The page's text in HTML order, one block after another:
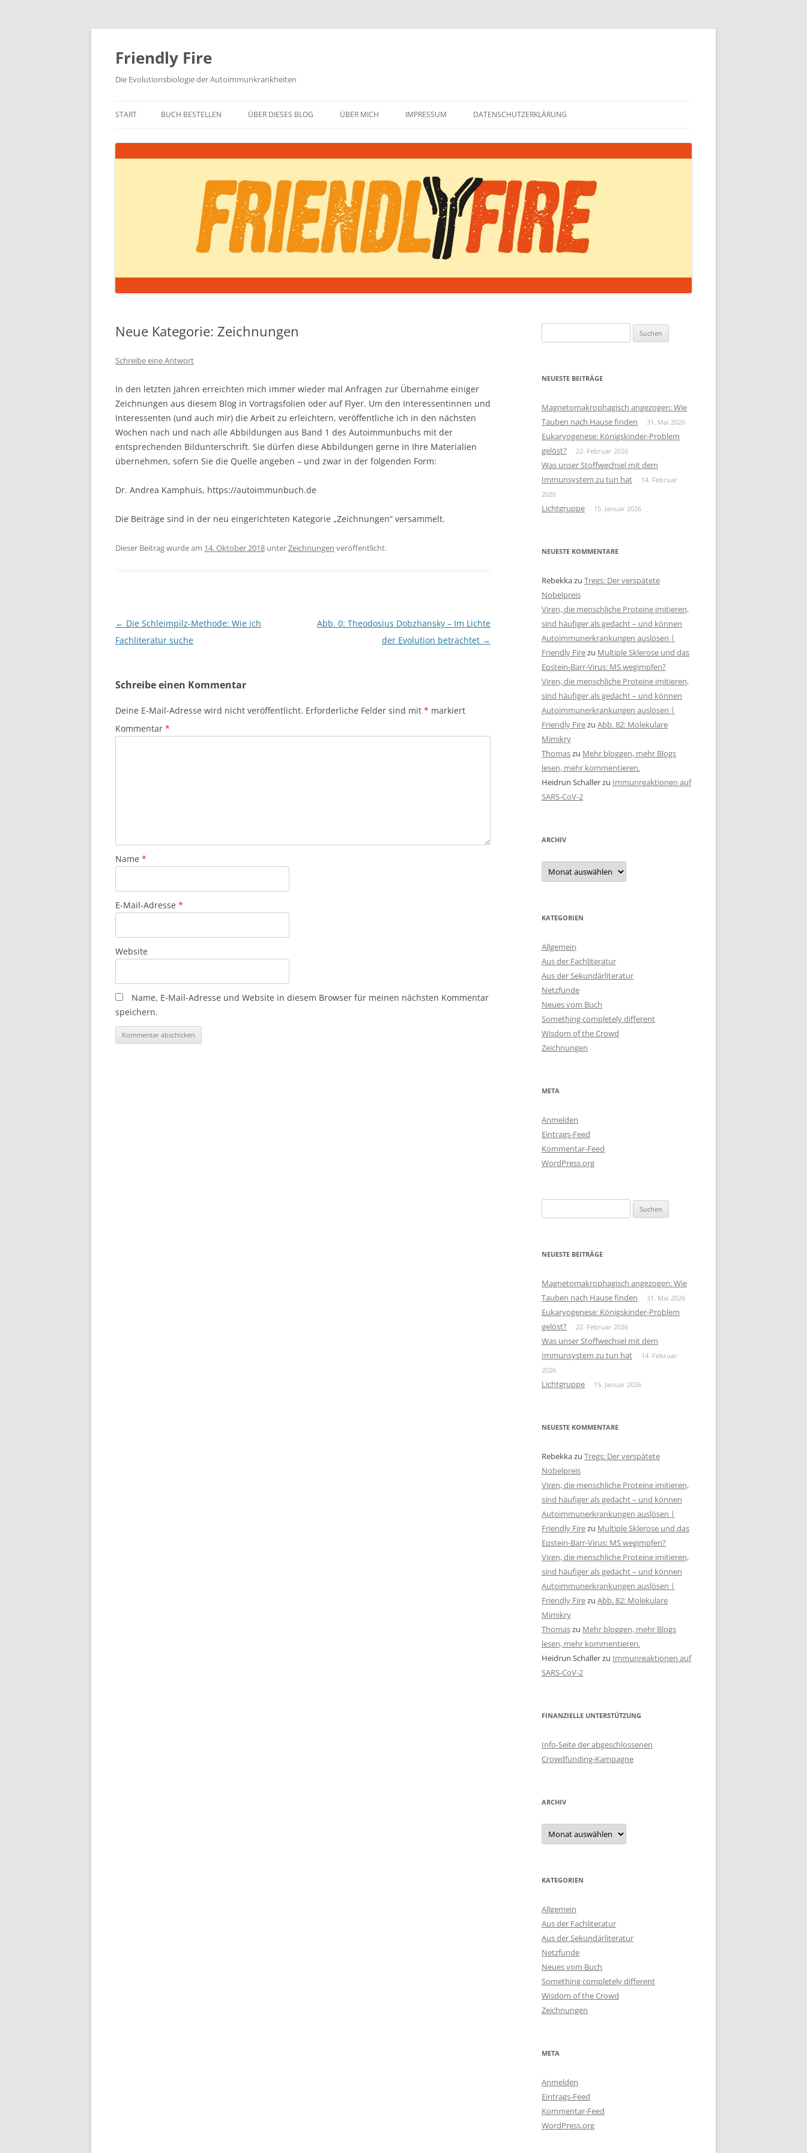
Zum
springen
Friendly Fire
Die Evolutionsbiologie der Autoimmunkrankheiten
START BUCH BESTELLEN ÜBER DIESES BLOG ÜBER MICH IMPRESSUM DATENSCHUTZERKLÄRUNG
Neue Kategorie: Zeichnungen
Schreibe eine Antwort
In den letzten Jahren erreichten mich immer wieder mal Anfragen zur Übernahme einiger
Zeichnungen aus diesem Blog in Vortragsfolien oder auf Flyer. Um den Interessentinnen und
Interessenten (und auch mir) die Arbeit zu erleichtern, veröffentliche ich in den nächsten
Wochen nach und nach alle Abbildungen aus Band 1 des Autoimmunbuchs mit der
entsprechenden Bildunterschrift. Sie dürfen diese Abbildungen gerne in Ihre Materialien
übernehmen, sofern Sie die Quelle angeben – und zwar in der folgenden Form:
Dr. Andrea Kamphuis, https://autoimmunbuch.de
Die Beiträge sind in der neu eingerichteten Kategorie „Zeichnungen“ versammelt.
Dieser Beitrag wurde am 14. Oktober 2018 unterZeichnungen veröffentlicht.
Beitragsnavigation
← Die Schleimpilz-Methode: Wie ich
Fachliteratur suche
Abb. 0: Theodosius Dobzhansky – Im Lichte
der Evolution betrachtet →
Schreibe einen Kommentar
Deine E-Mail-Adresse wird nicht veröffentlicht. Erforderliche Felder sind mit * markiert
Kommentar *
Name *
E-Mail-Adresse *
Website
Name, E-Mail-Adresse und Website in diesem Browser für meinen nächsten Kommentar
speichern.
nach:
NEUESTE BEITRÄGE
Magnetomakrophagisch angezogen: Wie
Tauben nach Hause finden
31. Mai 2026
Eukaryogenese: Königskinder-Problem
gelöst?
22. Februar 2026
Was unser Stoffwechsel mit dem
Immunsystem zu tun hat
14. Februar
2026
Lichtgruppe 15. Januar 2026
NEUESTE KOMMENTARE
Rebekkazu Tregs: Der verspätete
Nobelpreis
Viren, die menschliche Proteine imitieren,
sind häufiger als gedacht – und können
Autoimmunerkrankungen auslösen |
Friendly Firezu Multiple Sklerose und das
Epstein-Barr-Virus: MS wegimpfen?
Viren, die menschliche Proteine imitieren,
sind häufiger als gedacht – und können
Autoimmunerkrankungen auslösen |
Friendly Firezu Abb. 82: Molekulare
Mimikry
Thomaszu Mehr bloggen, mehr Blogs
lesen, mehr kommentieren.
Heidrun Schallerzu Immunreaktionen auf
SARS-CoV-2
ARCHIV
Archiv
KATEGORIEN
Allgemein
Aus der Fachliteratur
Aus der Sekundärliteratur
Netzfunde
Neues vom Buch
Something completely different
Wisdom of the Crowd
Zeichnungen
META
Anmelden
Eintrags-Feed
Kommentar-Feed
WordPress.org
nach:
NEUESTE BEITRÄGE
Magnetomakrophagisch angezogen: Wie
Tauben nach Hause finden
31. Mai 2026
Eukaryogenese: Königskinder-Problem
gelöst?
22. Februar 2026
Was unser Stoffwechsel mit dem
Immunsystem zu tun hat
14. Februar
2026
Lichtgruppe 15. Januar 2026
NEUESTE KOMMENTARE
Rebekkazu Tregs: Der verspätete
Nobelpreis
Viren, die menschliche Proteine imitieren,
sind häufiger als gedacht – und können
Autoimmunerkrankungen auslösen |
Friendly Firezu Multiple Sklerose und das
Epstein-Barr-Virus: MS wegimpfen?
Viren, die menschliche Proteine imitieren,
sind häufiger als gedacht – und können
Autoimmunerkrankungen auslösen |
Friendly Firezu Abb. 82: Molekulare
Mimikry
Thomaszu Mehr bloggen, mehr Blogs
lesen, mehr kommentieren.
Heidrun Schallerzu Immunreaktionen auf
SARS-CoV-2
FINANZIELLE UNTERSTÜTZUNG
Info-Seite der abgeschlossenen
Crowdfunding-Kampagne
ARCHIV
Archiv
KATEGORIEN
Allgemein
Aus der Fachliteratur
Aus der Sekundärliteratur
Netzfunde
Neues vom Buch
Something completely different
Wisdom of the Crowd
Zeichnungen
META
Anmelden
Eintrags-Feed
Kommentar-Feed
WordPress.org